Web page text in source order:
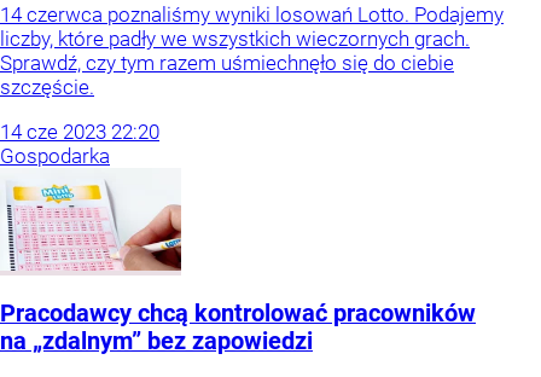
14 czerwca poznaliśmy wyniki losowań Lotto. Podajemy
liczby, które padły we wszystkich wieczornych grach.
Sprawdź, czy tym razem uśmiechnęło się do ciebie
szczęście.
14 cze 2023 22:20
Gospodarka
Pracodawcy chcą kontrolować pracowników
na „zdalnym” bez zapowiedzi